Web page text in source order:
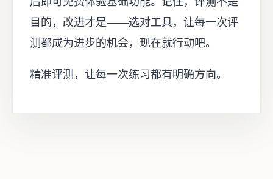
目的，改进才是——选对工具，让每一次评
测都成为进步的机会，现在就行动吧。
精准评测，让每一次练习都有明确方向。